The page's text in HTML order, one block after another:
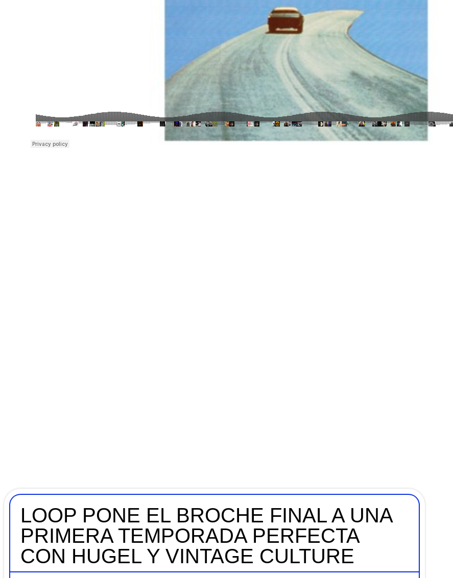
LOOP PONE EL BROCHE FINAL A UNA
PRIMERA TEMPORADA PERFECTA
CON HUGEL Y VINTAGE CULTURE